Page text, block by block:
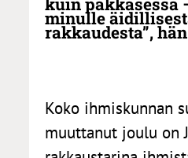
minulle
rakkaudesta”,
Koko ihmiskunnan
muuttanut joulu on